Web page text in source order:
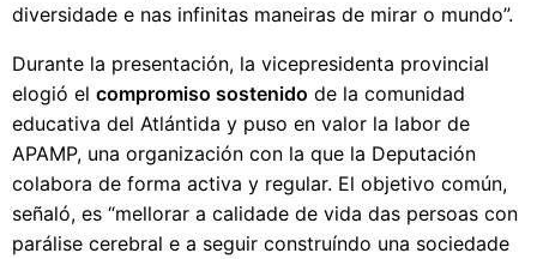
diversidade e nas infinitas maneiras de mirar o mundo”.
Durante la presentación, la vicepresidenta provincial
elogió el compromiso sostenido de la comunidad
educativa del Atlántida y puso en valor la labor de
APAMP, una organización con la que la Deputación
colabora de forma activa y regular. El objetivo común,
señaló, es “mellorar a calidade de vida das persoas con
parálise cerebral e a seguir construíndo una sociedade